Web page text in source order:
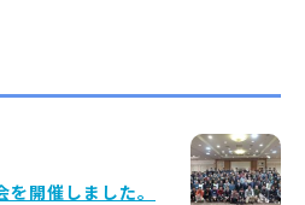
開催しました。